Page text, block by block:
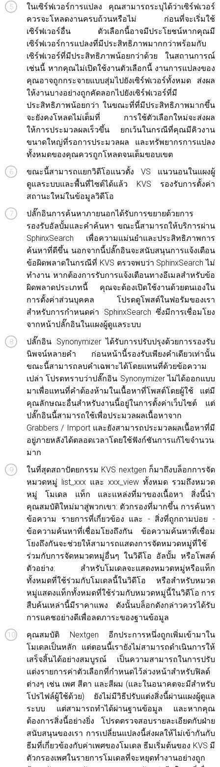
ในเซิร์ฟเวอร์การแปลง คุณสามารถระบุได้ว่าเซิร์ฟเวอร์
ควรจะโหลดงานครบถ้วนหรือไม่ ก่อนที่จะเริ่มใช้
เซิร์ฟเวอร์อื่น ตัวเลือกนี้อาจมีประโยชน์หากคุณมี
เซิร์ฟเวอร์การแปลงที่มีประสิทธิภาพมากกว่าพร้อมกับ
เซิร์ฟเวอร์ที่มีประสิทธิภาพน้อยกว่าด้วย ในสถานการณ์
เช่นนี้ หากคุณไม่เปิดใช้งานตัวเลือกนี้ งานการแปลงของ
คุณอาจถูกกระจายแบบสุ่มไปยังเซิร์ฟเวอร์ทั้งหมด ส่งผล
ให้งานบางอย่างถูกคัดลอกไปยังเซิร์ฟเวอร์ที่มี
ประสิทธิภาพน้อยกว่า ในขณะที่ที่มีประสิทธิภาพมากขึ้น
จะยังคงโหลดไม่เต็มที่ การใช้ตัวเลือกใหม่จะส่งผล
ให้การประมวลผลเร็วขึ้น ยกเว้นในกรณีที่คุณมีคิวงาน
ขนาดใหญ่ที่รอการประมวลผล และทรัพยากรการแปลง
ทั้งหมดของคุณควรถูกโหลดจนเต็มขอบเขต
ขณะนี้สามารถแยกวิดีโอแนวตั้ง VS แนวนอนในแผงผู้
ดูแลระบบและพื้นที่ไซต์ได้แล้ว KVS รองรับการตั้งค่า
สถานะใหม่ในข้อมูลวิดีโอ
ปลั๊กอินการค้นหาภายนอกได้รับการขยายด้วยการ
รองรับอัลบั้มและคำค้นหา ขณะนี้สามารถให้บริการผ่าน
SphinxSearch เพื่อความแม่นยำและประสิทธิภาพการ
ค้นหาที่ดีขึ้น นอกจากนี้ปลั๊กอินจะสนับสนุนการแจ้งเตือน
ข้อผิดพลาดในกรณีที่ KVS ตรวจพบว่า SphinxSearch ไม่
ทำงาน หากต้องการรับการแจ้งเตือนทางอีเมลสำหรับข้อ
ผิดพลาดประเภทนี้ คุณจะต้องเปิดใช้งานด้วยตนเองใน
การตั้งค่าส่วนบุคคล โปรดดูโพสต์ในฟอรัมของเรา
สำหรับการกำหนดค่า SphinxSearch ซึ่งมีการเชื่อมโยง
จากหน้าปลั๊กอินในแผงผู้ดูแลระบบ
ปลั๊กอิน Synonymizer ได้รับการปรับปรุงด้วยการรองรับ
นิพจน์หลายคำ ก่อนหน้านี้รองรับเพียงคำเดียวเท่านั้น
ขณะนี้สามารถลบคำเฉพาะได้โดยแทนที่ด้วยข้อความ
เปล่า โปรดทราบว่าปลั๊กอิน Synonymizer ไม่ได้ออกแบบ
มาเพื่อแทนที่คำต้องห้ามในเนื้อหาที่โพสต์โดยผู้ใช้ แต่มี
คุณลักษณะอื่นสำหรับงานนี้อยู่ในการตั้งค่าเว็บไซต์ แต่
ปลั๊กอินนี้สามารถใช้เพื่อประมวลผลเนื้อหาจาก
Grabbers / Import และยังสามารถประมวลผลเนื้อหาที่มี
อยู่ภายหลังได้ตลอดเวลาโดยใช้ฟังก์ชันการแก้ไขจำนวน
มาก
ในที่สุดสถาปัตยกรรม KVS nextgen ก็มาถึงบล็อกการจัด
หมวดหมู่ list_xxx และ xxx_view ทั้งหมด รวมถึงหมวด
หมู่ โมเดล แท็ก และแหล่งที่มาของเนื้อหา สิ่งนี้นำ
คุณสมบัติใหม่มาสู่พวกเขา: ตัวกรองที่มากขึ้น การค้นหา
ข้อความ รายการที่เกี่ยวข้อง และ - สิ่งที่ถูกถามบ่อย -
ข้อความค้นหาที่เชื่อมโยงถึงกัน ข้อความค้นหาที่เชื่อม
โยงถึงกันจะช่วยให้สามารถแสดงการจัดหมวดหมู่ที่ใช้
ร่วมกับการจัดหมวดหมู่อื่นๆ ในวิดีโอ อัลบั้ม หรือโพสต์
ตัวอย่าง: สำหรับโมเดลจะแสดงหมวดหมู่หรือแท็ก
ทั้งหมดที่ใช้ร่วมกับโมเดลนี้ในวิดีโอ หรือสำหรับหมวด
หมู่แสดงแท็กทั้งหมดที่ใช้ร่วมกับหมวดหมู่นี้ในวิดีโอ การ
สืบค้นเหล่านี้มีราคาแพง ดังนั้นบล็อกดังกล่าวควรได้รับ
การแคชอย่างดีเพื่อลดภาระของฐานข้อมูล
คุณสมบัติ Nextgen อีกประการหนึ่งถูกเพิ่มเข้ามาใน
โมเดลเป็นหลัก แต่ตอนนี้เรายังไม่สามารถดำเนินการให้
เสร็จสิ้นได้อย่างสมบูรณ์ เป็นความสามารถในการปรับ
แต่งรายการค่าตัวเลือกที่กำหนดไว้ล่วงหน้าสำหรับฟิลด์
ต่างๆ เช่น เพศ สีตา และสีผม (และในอนาคตจะมีสำหรับ
โปรไฟล์ผู้ใช้ด้วย) ยังไม่มีวิธีปรับแต่งสิ่งนี้ผ่านแผงผู้ดูแล
ระบบ แต่สามารถทำได้ผ่านฐานข้อมูล และหากคุณ
ต้องการสิ่งนี้อย่างยิ่ง โปรดตรวจสอบรายละเอียดกับฝ่าย
สนับสนุนของเรา การเปลี่ยนแปลงนี้ส่งผลให้ไม่เข้ากันกับ
ธีมที่เกี่ยวข้องกับค่าเพศของโมเดล ธีมเริ่มต้นของ KVS มี
ตัวกรองเพศในรายการโมเดลที่จะหยุดทำงานอย่างถูก